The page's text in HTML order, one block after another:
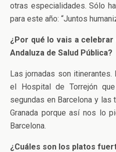
otras especialidades. Sólo
para este año: “Juntos
¿Por qué lo vais a celebrar
Andaluza de Salud Pública?
Las jornadas son
el Hospital de Torrejón
segundas en Barcelona y las
Granada porque así nos lo
Barcelona.
¿Cuáles son los platos